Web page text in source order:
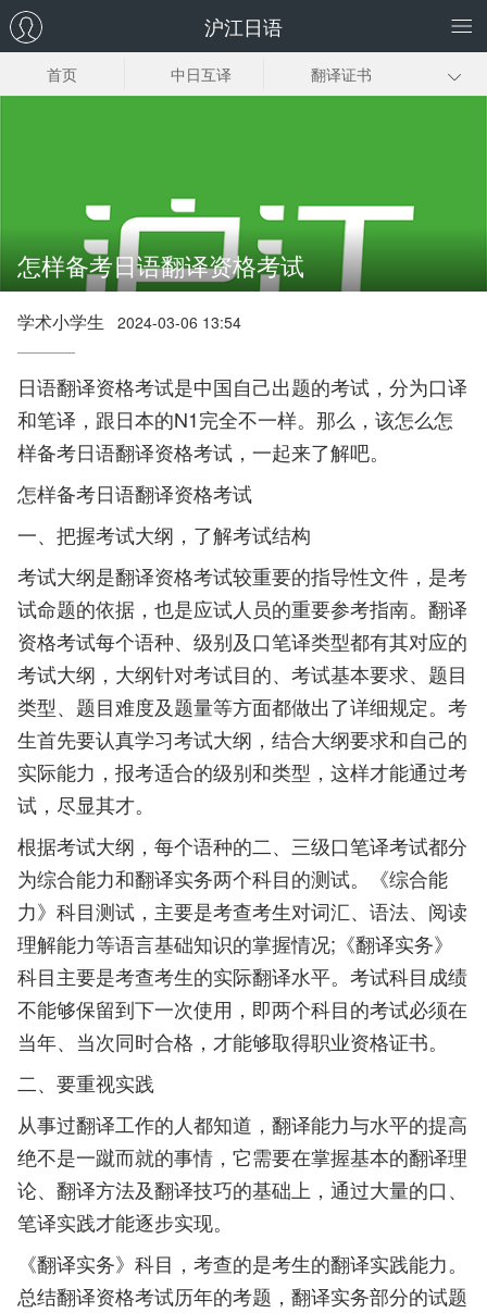
沪江日语
首页 中日互译 翻译证书
怎样备考日语翻译资格考试
学术小学生 2024-03-06 13:54
日语翻译资格考试是中国自己出题的考试，分为口译
和笔译，跟日本的N1完全不一样。那么，该怎么怎
样备考日语翻译资格考试，一起来了解吧。
怎样备考日语翻译资格考试
一、把握考试大纲，了解考试结构
考试大纲是翻译资格考试较重要的指导性文件，是考
试命题的依据，也是应试人员的重要参考指南。翻译
资格考试每个语种、级别及口笔译类型都有其对应的
考试大纲，大纲针对考试目的、考试基本要求、题目
类型、题目难度及题量等方面都做出了详细规定。考
生首先要认真学习考试大纲，结合大纲要求和自己的
实际能力，报考适合的级别和类型，这样才能通过考
试，尽显其才。
根据考试大纲，每个语种的二、三级口笔译考试都分
为综合能力和翻译实务两个科目的测试。《综合能
力》科目测试，主要是考查考生对词汇、语法、阅读
理解能力等语言基础知识的掌握情况;《翻译实务》
科目主要是考查考生的实际翻译水平。考试科目成绩
不能够保留到下一次使用，即两个科目的考试必须在
当年、当次同时合格，才能够取得职业资格证书。
二、要重视实践
从事过翻译工作的人都知道，翻译能力与水平的提高
绝不是一蹴而就的事情，它需要在掌握基本的翻译理
论、翻译方法及翻译技巧的基础上，通过大量的口、
笔译实践才能逐步实现。
《翻译实务》科目，考查的是考生的翻译实践能力。
总结翻译资格考试历年的考题，翻译实务部分的试题